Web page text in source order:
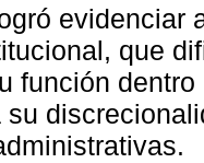
evidenciar
que
función
su